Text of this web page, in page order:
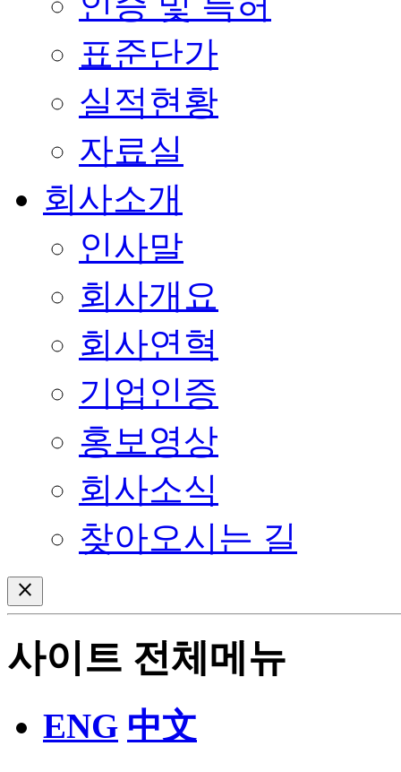
표준단가
실적현황
자료실
회사소개
인사말
회사개요
회사연혁
기업인증
홍보영상
회사소식
찾아오시는 길
close
사이트 전체메뉴
ENG 中文